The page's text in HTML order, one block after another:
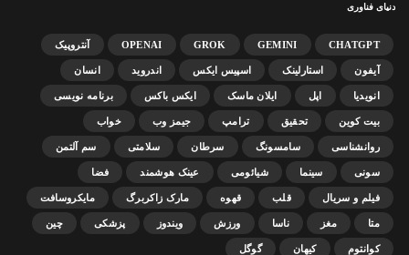
دنیای فناوری
CHATGPT
GEMINI
GROK
OPENAI آنتروپیک
آیفون استارلینک اسپیس ایکس اندروید انسان
انویدیا اپل ایلان ماسک ایکس باکس برنامه نویسی
بیت کوین تحقیق ترامپ جیمز وب خواب
روانشناسی سامسونگ سرطان سلامتی سم آلتمن
سونی سینما شیائومی عینک هوشمند فضا
فیلم و سریال قلب قهوه مارک زاکربرگ مایکروسافت
متا مغز ناسا ورزش ویندوز پزشکی چین
کوانتوم کیهان گوگل